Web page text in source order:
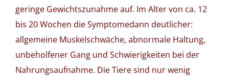
geringe Gewichtszunahme auf. Im Alter von ca. 12
bis 20 Wochen die Symptomedann deutlicher:
allgemeine Muskelschwäche, abnormale Haltung,
unbeholfener Gang und Schwierigkeiten bei der
Nahrungsaufnahme. Die Tiere sind nur wenig